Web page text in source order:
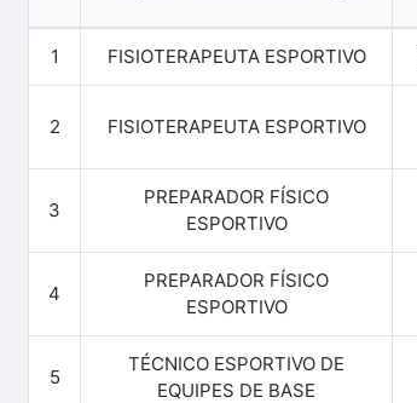
1 FISIOTERAPEUTA ESPORTIVO
2 FISIOTERAPEUTA ESPORTIVO
3
PREPARADOR FÍSICO
ESPORTIVO
4
PREPARADOR FÍSICO
ESPORTIVO
5
TÉCNICO ESPORTIVO DE
EQUIPES DE BASE